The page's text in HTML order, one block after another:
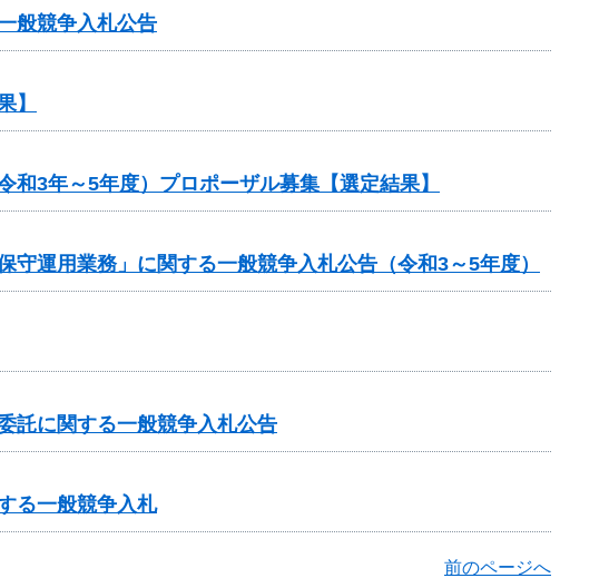
般競争入札公告
】
3年～5年度）プロポーザル募集【選定結果】
守運用業務」に関する一般競争入札公告（令和3～5年度）
託に関する一般競争入札公告
る一般競争入札
前のページへ